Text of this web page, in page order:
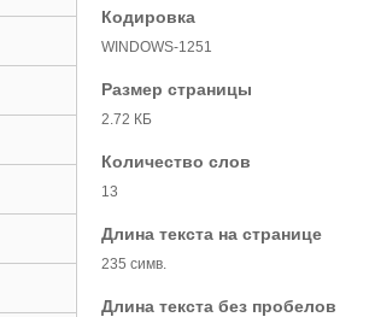
Кодировка
WINDOWS-1251
Размер страницы
2.72 КБ
Количество слов
13
Длина текста на странице
235 симв.
Длина текста без пробелов